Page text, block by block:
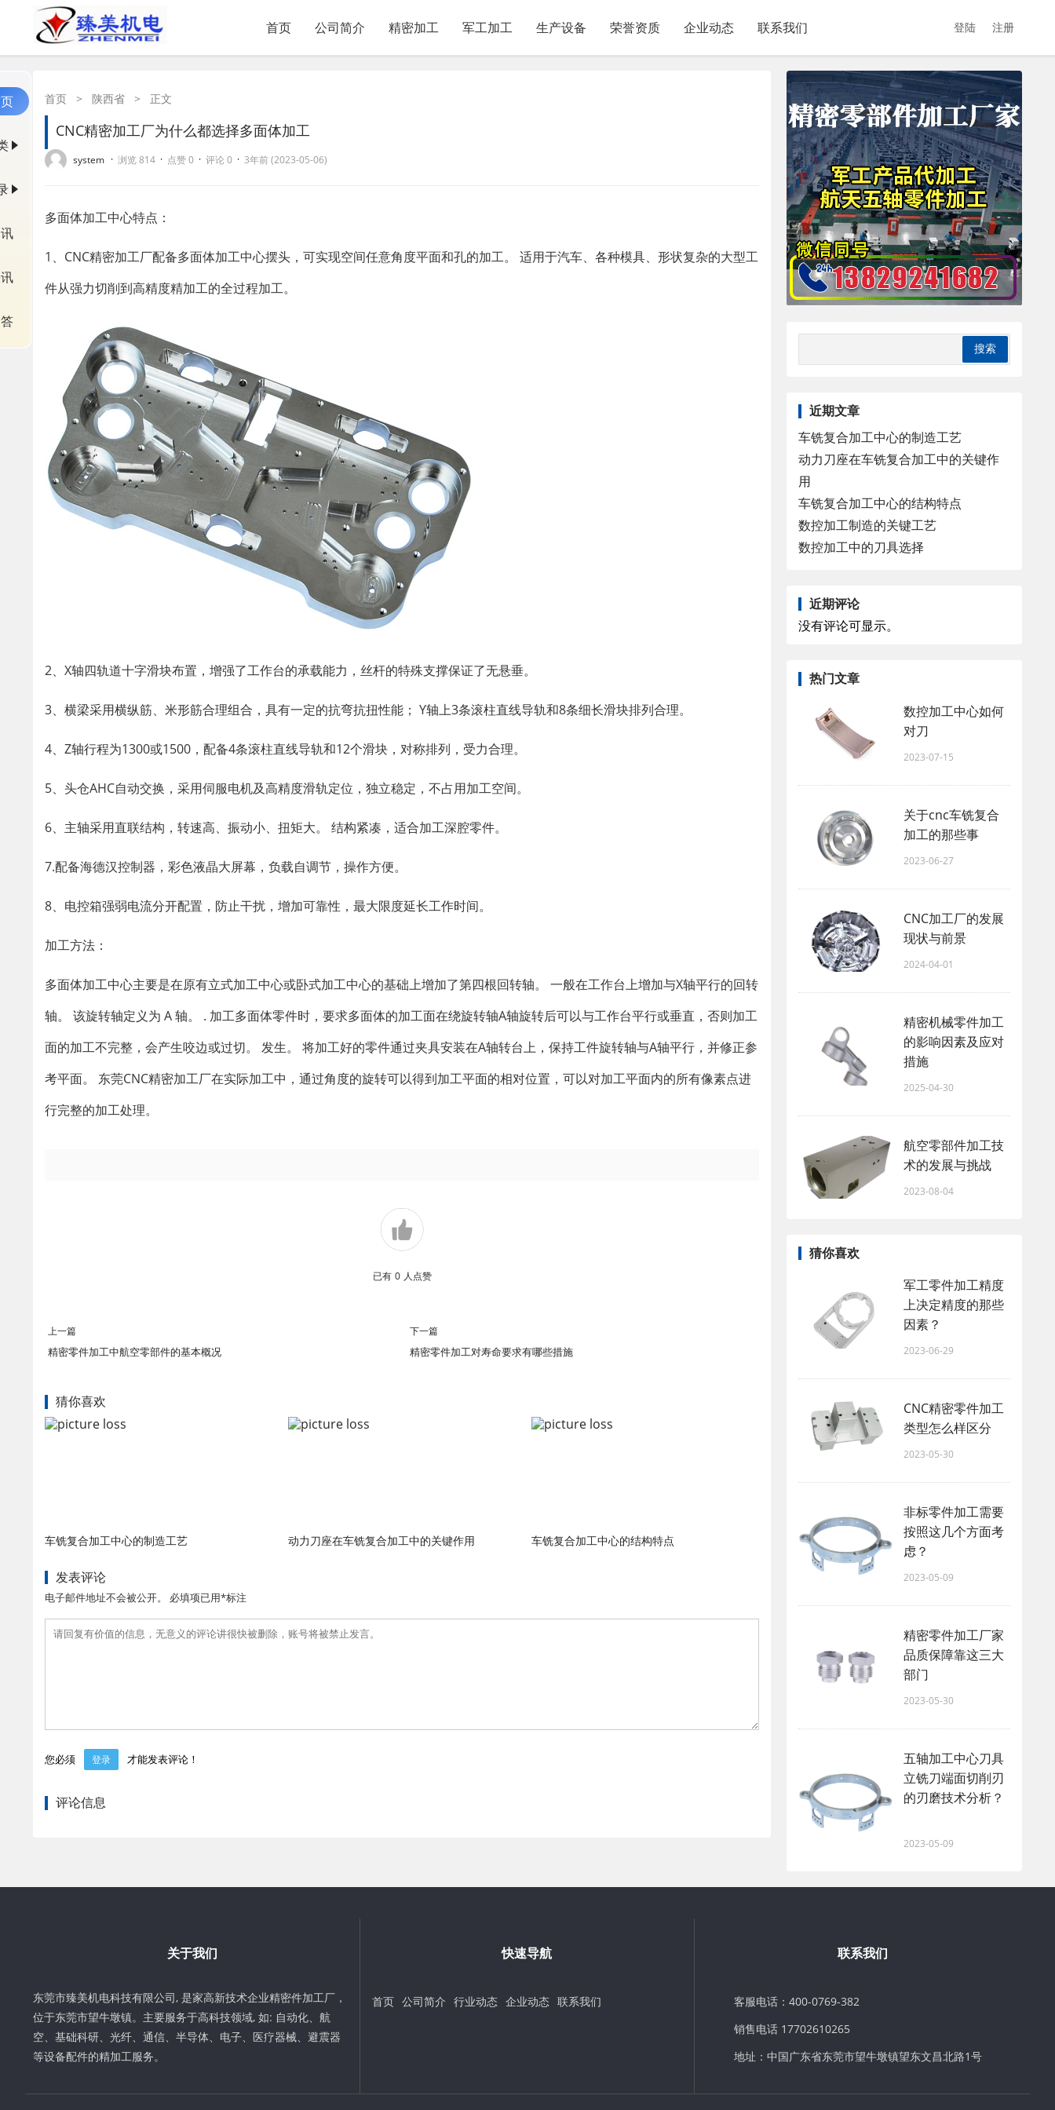
首页 公司简介 精密加工 军工加工 生产设备 荣誉资质 企业动态 联系我们 登陆 注册
首页 > 陕西省 > 正文
CNC精密加工厂为什么都选择多面体加工
system · 浏览 814 · 点赞 0 · 评论 0 · 3年前 (2023-05-06)
多面体加工中心特点：
1、CNC精密加工厂配备多面体加工中心摆头，可实现空间任意角度平面和孔的加工。 适用于汽车、各种模具、形状复杂的大型工
件从强力切削到高精度精加工的全过程加工。
2、X轴四轨道十字滑块布置，增强了工作台的承载能力，丝杆的特殊支撑保证了无悬垂。
3、横梁采用横纵筋、米形筋合理组合，具有一定的抗弯抗扭性能； Y轴上3条滚柱直线导轨和8条细长滑块排列合理。
4、Z轴行程为1300或1500，配备4条滚柱直线导轨和12个滑块，对称排列，受力合理。
5、头仓AHC自动交换，采用伺服电机及高精度滑轨定位，独立稳定，不占用加工空间。
6、主轴采用直联结构，转速高、振动小、扭矩大。 结构紧凑，适合加工深腔零件。
7.配备海德汉控制器，彩色液晶大屏幕，负载自调节，操作方便。
8、电控箱强弱电流分开配置，防止干扰，增加可靠性，最大限度延长工作时间。
加工方法：
多面体加工中心主要是在原有立式加工中心或卧式加工中心的基础上增加了第四根回转轴。 一般在工作台上增加与X轴平行的回转
轴。 该旋转轴定义为 A 轴。 . 加工多面体零件时，要求多面体的加工面在绕旋转轴A轴旋转后可以与工作台平行或垂直，否则加工
面的加工不完整，会产生咬边或过切。 发生。 将加工好的零件通过夹具安装在A轴转台上，保持工件旋转轴与A轴平行，并修正参
考平面。 东莞CNC精密加工厂在实际加工中，通过角度的旋转可以得到加工平面的相对位置，可以对加工平面内的所有像素点进
行完整的加工处理。
已有 0 人点赞
上一篇
精密零件加工中航空零部件的基本概况
下一篇
精密零件加工对寿命要求有哪些措施
猜你喜欢
车铣复合加工中心的制造工艺 动力刀座在车铣复合加工中的关键作用 车铣复合加工中心的结构特点
发表评论
电子邮件地址不会被公开。 必填项已用*标注
您必须 登录 才能发表评论！
评论信息
近期文章
车铣复合加工中心的制造工艺
动力刀座在车铣复合加工中的关键作
用
车铣复合加工中心的结构特点
数控加工制造的关键工艺
数控加工中的刀具选择
近期评论
没有评论可显示。
热门文章
数控加工中心如何
对刀
2023-07-15
关于cnc车铣复合
加工的那些事
2023-06-27
CNC加工厂的发展
现状与前景
2024-04-01
精密机械零件加工
的影响因素及应对
措施
2025-04-30
航空零部件加工技
术的发展与挑战
2023-08-04
猜你喜欢
军工零件加工精度
上决定精度的那些
因素？
2023-06-29
CNC精密零件加工
类型怎么样区分
2023-05-30
非标零件加工需要
按照这几个方面考
虑？
2023-05-09
精密零件加工厂家​
品质保障靠这三大
部门
2023-05-30
五轴加工中心刀具
立铣刀端面切削刃
的刃磨技术分析？
2023-05-09
关于我们
东莞市臻美机电科技有限公司, 是家高新技术企业精密件加工厂，
位于东莞市望牛墩镇。主要服务于高科技领域, 如: 自动化、航
空、基础科研、光纤、通信、半导体、电子、医疗器械、避震器
等设备配件的精加工服务。
快速导航
首页 公司简介 行业动态 企业动态 联系我们
联系我们
客服电话：400-0769-382
销售电话 17702610265
地址：中国广东省东莞市望牛墩镇望东文昌北路1号